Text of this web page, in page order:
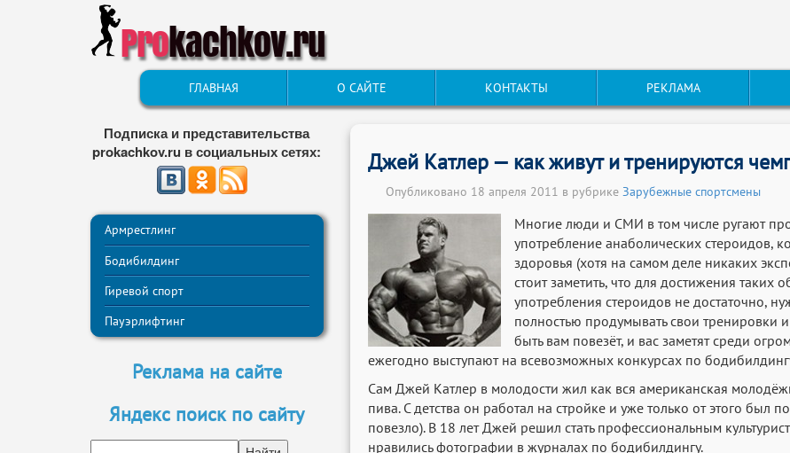
Prokachkov.ru
ГЛАВНАЯ О САЙТЕ КОНТАКТЫ РЕКЛАМА
Подписка и представительства
prokachkov.ru в социальных сетях:
Армрестлинг
Бодибилдинг
Гиревой спорт
Пауэрлифтинг
Реклама на сайте
Яндекс поиск по сайту
Джей Катлер — как живут и тренируются
Опубликовано 18 апреля 2011 в рубрике Зарубежные спортсмены
Многие люди и СМИ в том числе ругают
употребление анаболических стероидов,
здоровья (хотя на самом деле никаких
стоит заметить, что для достижения
употребления стероидов не достаточно,
полностью продумывать свои тренировки
быть вам повезёт, и вас заметят среди
ежегодно выступают на всевозможных конкурсах по
Сам Джей Катлер в молодости жил как вся американская
пива. С детства он работал на стройке и уже только от этого был
повезло). В 18 лет Джей решил стать профессиональным
нравились фотографии в журналах по бодибилдингу.